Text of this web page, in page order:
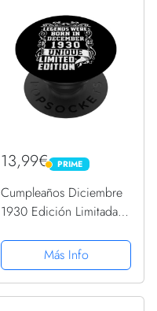
13,99€ PRIME
PRIME
Cumpleaños Diciembre
1930 Edición Limitada
PopSockets PopGrip
Intercambiable
Más Info